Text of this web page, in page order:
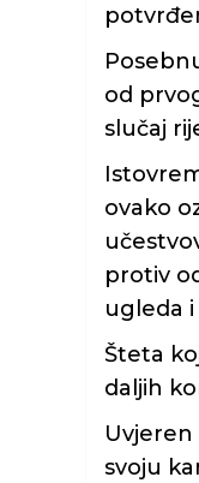
od
slučaj
ovako
protiv
ugleda
Šteta
daljih
svoju